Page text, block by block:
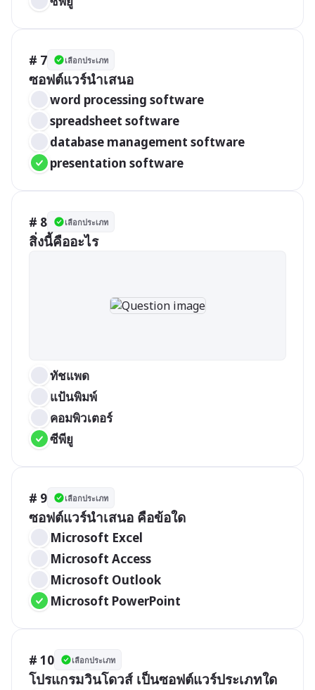
# 7 เลือกประเภท
ซอฟต์แวร์นำเสนอ
word processing software
spreadsheet software
database management software
presentation software
# 8 เลือกประเภท
สิ่งนี้คืออะไร
ทัชแพด
แป้นพิมพ์
คอมพิวเตอร์
ซีพียู
# 9 เลือกประเภท
ซอฟต์แวร์นำเสนอ คือข้อใด
Microsoft Excel
Microsoft Access
Microsoft Outlook
Microsoft PowerPoint
# 10 เลือกประเภท
โปรแกรมวินโดวส์ เป็นซอฟต์แวร์ประเภทใด